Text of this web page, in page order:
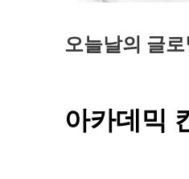
오늘날의 글
아카데믹